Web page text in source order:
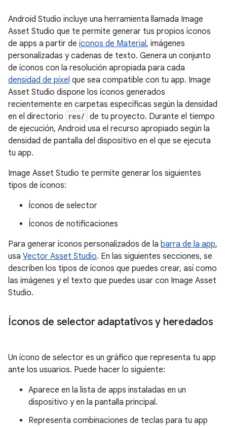
Android Studio incluye una herramienta llamada Image
Asset Studio que te permite generar tus propios íconos
de apps a partir de íconos de Material, imágenes
personalizadas y cadenas de texto. Genera un conjunto
de íconos con la resolución apropiada para cada
densidad de píxel que sea compatible con tu app. Image
Asset Studio dispone los íconos generados
recientemente en carpetas específicas según la densidad
en el directorio
res/ de tu proyecto. Durante el tiempo
de ejecución, Android usa el recurso apropiado según la
densidad de pantalla del dispositivo en el que se ejecuta
tu app.
Image Asset Studio te permite generar los siguientes
tipos de íconos:
Íconos de selector
Íconos de notificaciones
Para generar íconos personalizados de la barra de la app,
usa Vector Asset Studio. En las siguientes secciones, se
describen los tipos de íconos que puedes crear, así como
las imágenes y el texto que puedes usar con Image Asset
Studio.
Íconos de selector adaptativos y heredados
Un ícono de selector es un gráfico que representa tu app
ante los usuarios. Puede hacer lo siguiente:
Aparece en la lista de apps instaladas en un
dispositivo y en la pantalla principal.
Representa combinaciones de teclas para tu app